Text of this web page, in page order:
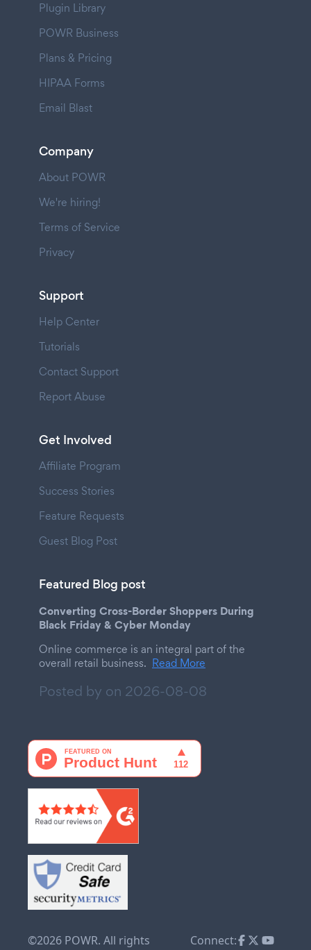
Plugin Library
POWR Business
Plans & Pricing
HIPAA Forms
Email Blast
Company
About POWR
We're hiring!
Terms of Service
Privacy
Support
Help Center
Tutorials
Contact Support
Report Abuse
Get Involved
Affiliate Program
Success Stories
Feature Requests
Guest Blog Post
Featured Blog post
Converting Cross-Border Shoppers During
Black Friday & Cyber Monday
Online commerce is an integral part of the
overall retail business. Read More
Posted by on 2026-08-08
©2026 POWR. All rights
Connect: